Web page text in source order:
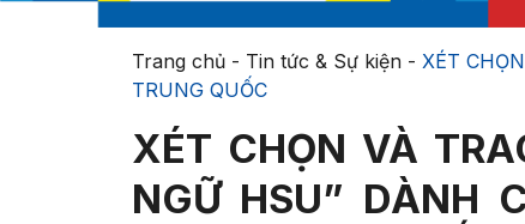
Trang chủ- Tin tức & Sự kiện- XÉT
TRUNG QUỐC
XÉT CHỌN VÀ
NGỮ HSU” DÀNH